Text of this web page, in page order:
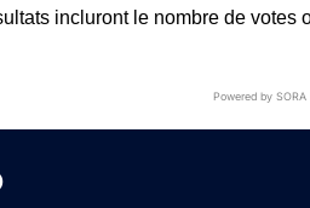
incluront le nombre de
Powered by